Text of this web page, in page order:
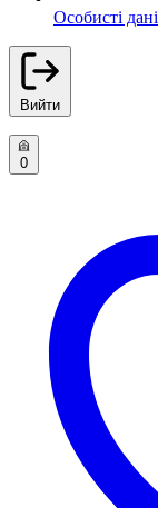
Особисті дані
Вийти
0